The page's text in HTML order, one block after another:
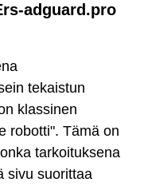
adguard.pro
tekaistun
klassinen
robotti". Tämä on
tarkoituksena
sivu suorittaa